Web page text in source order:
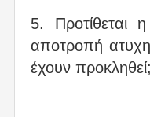
5. Προτίθεται
αποτροπή
έχουν